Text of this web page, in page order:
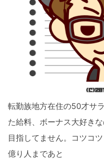
転勤族地方在住の50才サ
た給料、ボーナス大好き
目指してません。コツコ
億り人まであと